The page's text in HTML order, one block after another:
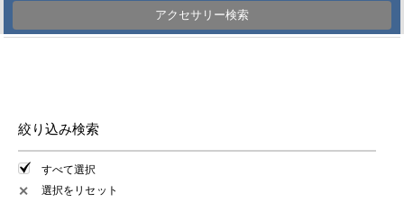
アクセサリー検索
絞り込み検索
すべて選択
✕ 選択をリセット